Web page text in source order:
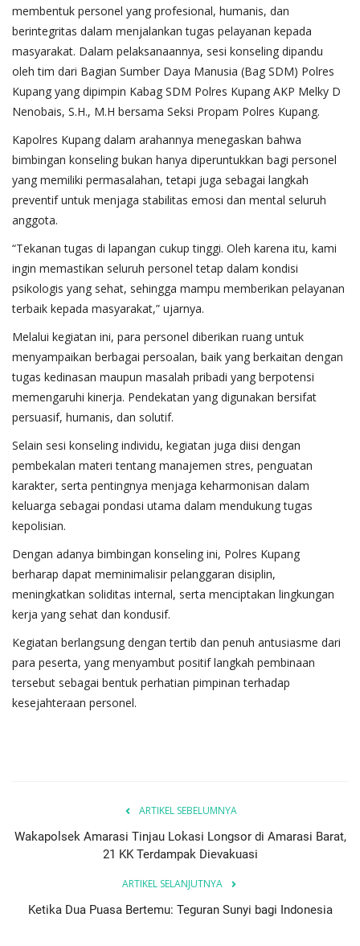
membentuk personel yang profesional, humanis, dan
berintegritas dalam menjalankan tugas pelayanan kepada
masyarakat. Dalam pelaksanaannya, sesi konseling dipandu
oleh tim dari Bagian Sumber Daya Manusia (Bag SDM) Polres
Kupang yang dipimpin Kabag SDM Polres Kupang AKP Melky D
Nenobais, S.H., M.H bersama Seksi Propam Polres Kupang.
Kapolres Kupang dalam arahannya menegaskan bahwa
bimbingan konseling bukan hanya diperuntukkan bagi personel
yang memiliki permasalahan, tetapi juga sebagai langkah
preventif untuk menjaga stabilitas emosi dan mental seluruh
anggota.
“Tekanan tugas di lapangan cukup tinggi. Oleh karena itu, kami
ingin memastikan seluruh personel tetap dalam kondisi
psikologis yang sehat, sehingga mampu memberikan pelayanan
terbaik kepada masyarakat,” ujarnya.
Melalui kegiatan ini, para personel diberikan ruang untuk
menyampaikan berbagai persoalan, baik yang berkaitan dengan
tugas kedinasan maupun masalah pribadi yang berpotensi
memengaruhi kinerja. Pendekatan yang digunakan bersifat
persuasif, humanis, dan solutif.
Selain sesi konseling individu, kegiatan juga diisi dengan
pembekalan materi tentang manajemen stres, penguatan
karakter, serta pentingnya menjaga keharmonisan dalam
keluarga sebagai pondasi utama dalam mendukung tugas
kepolisian.
Dengan adanya bimbingan konseling ini, Polres Kupang
berharap dapat meminimalisir pelanggaran disiplin,
meningkatkan soliditas internal, serta menciptakan lingkungan
kerja yang sehat dan kondusif.
Kegiatan berlangsung dengan tertib dan penuh antusiasme dari
para peserta, yang menyambut positif langkah pembinaan
tersebut sebagai bentuk perhatian pimpinan terhadap
kesejahteraan personel.
ARTIKEL SEBELUMNYA
Wakapolsek Amarasi Tinjau Lokasi Longsor di Amarasi Barat,
21 KK Terdampak Dievakuasi
ARTIKEL SELANJUTNYA
Ketika Dua Puasa Bertemu: Teguran Sunyi bagi Indonesia